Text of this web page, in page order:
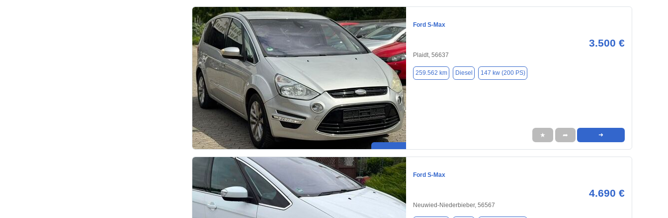
Ford S-Max
3.500 €
Plaidt, 56637
259.562 km Diesel 147 kw (200 PS)
★ ➦ ➜
Ford S-Max
4.690 €
Neuwied-Niederbieber, 56567